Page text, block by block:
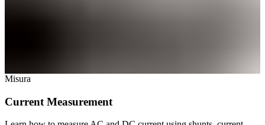
Misura
Current Measurement